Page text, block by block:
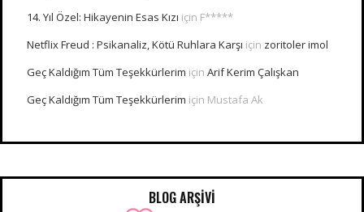
14. Yıl Özel: Hikayenin Esas Kızı için F*****
Netflix Freud : Psikanaliz, Kötü Ruhlara Karşı için zoritoler imol
Geç Kaldığım Tüm Teşekkürlerim için Arif Kerim Çalışkan
Geç Kaldığım Tüm Teşekkürlerim için Mustafa Ak
BLOG ARŞİVİ